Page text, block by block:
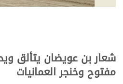
شعار بن عويضان يتألق
مفتوح وخنجر العمانيات